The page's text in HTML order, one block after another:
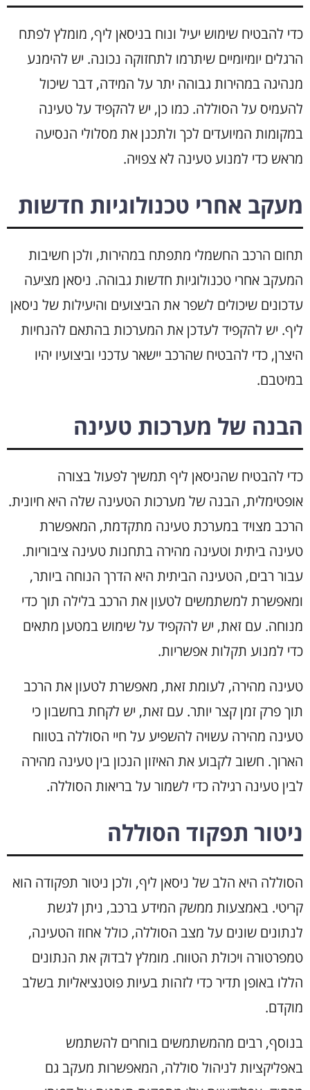
כדי להבטיח שימוש יעיל ונוח בניסאן ליף, מומלץ לפתח
הרגלים יומיומיים שיתרמו לתחזוקה נכונה. יש להימנע
מנהיגה במהירות גבוהה יתר על המידה, דבר שיכול
להעמיס על הסוללה. כמו כן, יש להקפיד על טעינה
במקומות המיועדים לכך ולתכנן את מסלולי הנסיעה
מראש כדי למנוע טעינה לא צפויה.
מעקב אחרי טכנולוגיות חדשות
תחום הרכב החשמלי מתפתח במהירות, ולכן חשיבות
המעקב אחרי טכנולוגיות חדשות גבוהה. ניסאן מציעה
עדכונים שיכולים לשפר את הביצועים והיעילות של ניסאן
ליף. יש להקפיד לעדכן את המערכות בהתאם להנחיות
היצרן, כדי להבטיח שהרכב יישאר עדכני וביצועיו יהיו
במיטבם.
הבנה של מערכות טעינה
כדי להבטיח שהניסאן ליף תמשיך לפעול בצורה
אופטימלית, הבנה של מערכות הטעינה שלה היא חיונית.
הרכב מצויד במערכת טעינה מתקדמת, המאפשרת
טעינה ביתית וטעינה מהירה בתחנות טעינה ציבוריות.
עבור רבים, הטעינה הביתית היא הדרך הנוחה ביותר,
ומאפשרת למשתמשים לטעון את הרכב בלילה תוך כדי
מנוחה. עם זאת, יש להקפיד על שימוש במטען מתאים
כדי למנוע תקלות אפשריות.
טעינה מהירה, לעומת זאת, מאפשרת לטעון את הרכב
תוך פרק זמן קצר יותר. עם זאת, יש לקחת בחשבון כי
טעינה מהירה עשויה להשפיע על חיי הסוללה בטווח
הארוך. חשוב לקבוע את האיזון הנכון בין טעינה מהירה
לבין טעינה רגילה כדי לשמור על בריאות הסוללה.
ניטור תפקוד הסוללה
הסוללה היא הלב של ניסאן ליף, ולכן ניטור תפקודה הוא
קריטי. באמצעות ממשק המידע ברכב, ניתן לגשת
לנתונים שונים על מצב הסוללה, כולל אחוז הטעינה,
טמפרטורה ויכולת הטווח. מומלץ לבדוק את הנתונים
הללו באופן תדיר כדי לזהות בעיות פוטנציאליות בשלב
מוקדם.
בנוסף, רבים מהמשתמשים בוחרים להשתמש
באפליקציות לניהול סוללה, המאפשרות מעקב גם